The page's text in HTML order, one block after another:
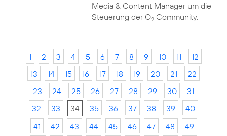
Media & Content Manager um die
Steuerung der O2Community.
1 2 3 4 5 6 7 8 9 10 11
12
13
14 15 16 17 18 19 20 21
22
23
24 25 26 27 28 29 30
31
32
33 34 35 36 37 38 39
40
41
42 43 44 45 46 47 48
49